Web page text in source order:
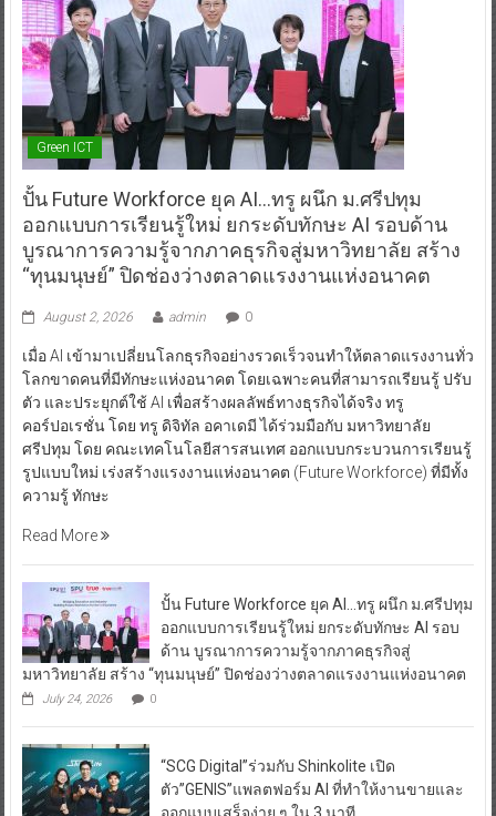
Green ICT
ปั้น Future Workforce ยุค AI…ทรู ผนึก ม.ศรีปทุม
ออกแบบการเรียนรู้ใหม่ ยกระดับทักษะ AI รอบด้าน
บูรณาการความรู้จากภาคธุรกิจสู่มหาวิทยาลัย สร้าง
“ทุนมนุษย์” ปิดช่องว่างตลาดแรงงานแห่งอนาคต
August 2, 2026 admin 0
เมื่อ AI เข้ามาเปลี่ยนโลกธุรกิจอย่างรวดเร็วจนทำให้ตลาดแรงงานทั่ว
โลกขาดคนที่มีทักษะแห่งอนาคต โดยเฉพาะคนที่สามารถเรียนรู้ ปรับ
ตัว และประยุกต์ใช้ AI เพื่อสร้างผลลัพธ์ทางธุรกิจได้จริง ทรู
คอร์ปอเรชั่น โดย ทรู ดิจิทัล อคาเดมี ได้ร่วมมือกับ มหาวิทยาลัย
ศรีปทุม โดย คณะเทคโนโลยีสารสนเทศ ออกแบบกระบวนการเรียนรู้
รูปแบบใหม่ เร่งสร้างแรงงานแห่งอนาคต (Future Workforce) ที่มีทั้ง
ความรู้ ทักษะ
Read More
ปั้น Future Workforce ยุค AI…ทรู ผนึก ม.ศรีปทุม
ออกแบบการเรียนรู้ใหม่ ยกระดับทักษะ AI รอบ
ด้าน บูรณาการความรู้จากภาคธุรกิจสู่
มหาวิทยาลัย สร้าง “ทุนมนุษย์” ปิดช่องว่างตลาดแรงงานแห่งอนาคต
July 24, 2026 0
“SCG Digital”ร่วมกับ Shinkolite เปิด
ตัว”GENIS”แพลตฟอร์ม AI ที่ทำให้งานขายและ